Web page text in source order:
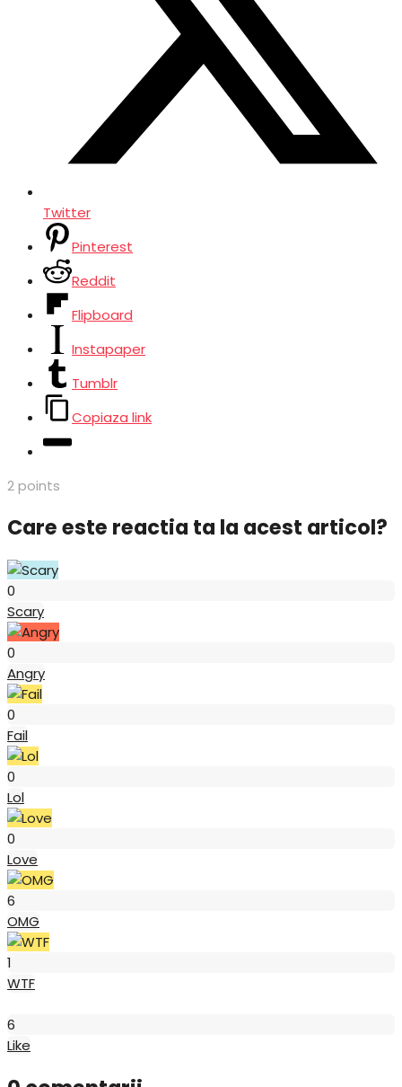
Twitter
Pinterest
Reddit
Flipboard
Instapaper
Tumblr
Copiaza link
2points
Care este reactia ta la acest articol?
0
Scary
0
Angry
0
Fail
0
Lol
0
Love
6
OMG
1
WTF
6
Like